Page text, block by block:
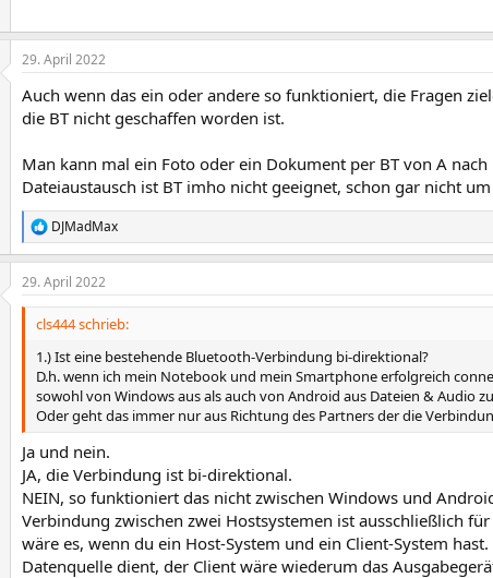
29. April 2022
Auch wenn das ein oder andere so funktioniert, die Fragen
die BT nicht geschaffen worden ist.
Man kann mal ein Foto oder ein Dokument per BT von A
Dateiaustausch ist BT imho nicht geeignet, schon gar nicht
R
e
a
k
t
DJMadMax
29. April 2022
cls444 schrieb:
1.) Ist eine bestehende Bluetooth-Verbindung bi-direktional?
D.h. wenn ich mein Notebook und mein Smartphone erfolgreich
sowohl von Windows aus als auch von Android aus Dateien & Audio
Oder geht das immer nur aus Richtung des Partners der die
Ja und nein.
JA, die Verbindung ist bi-direktional.
NEIN, so funktioniert das nicht zwischen Windows und
Verbindung zwischen zwei Hostsystemen ist ausschließlich
wäre es, wenn du ein Host-System und ein Client-System
Datenquelle dient, der Client wäre wiederum das